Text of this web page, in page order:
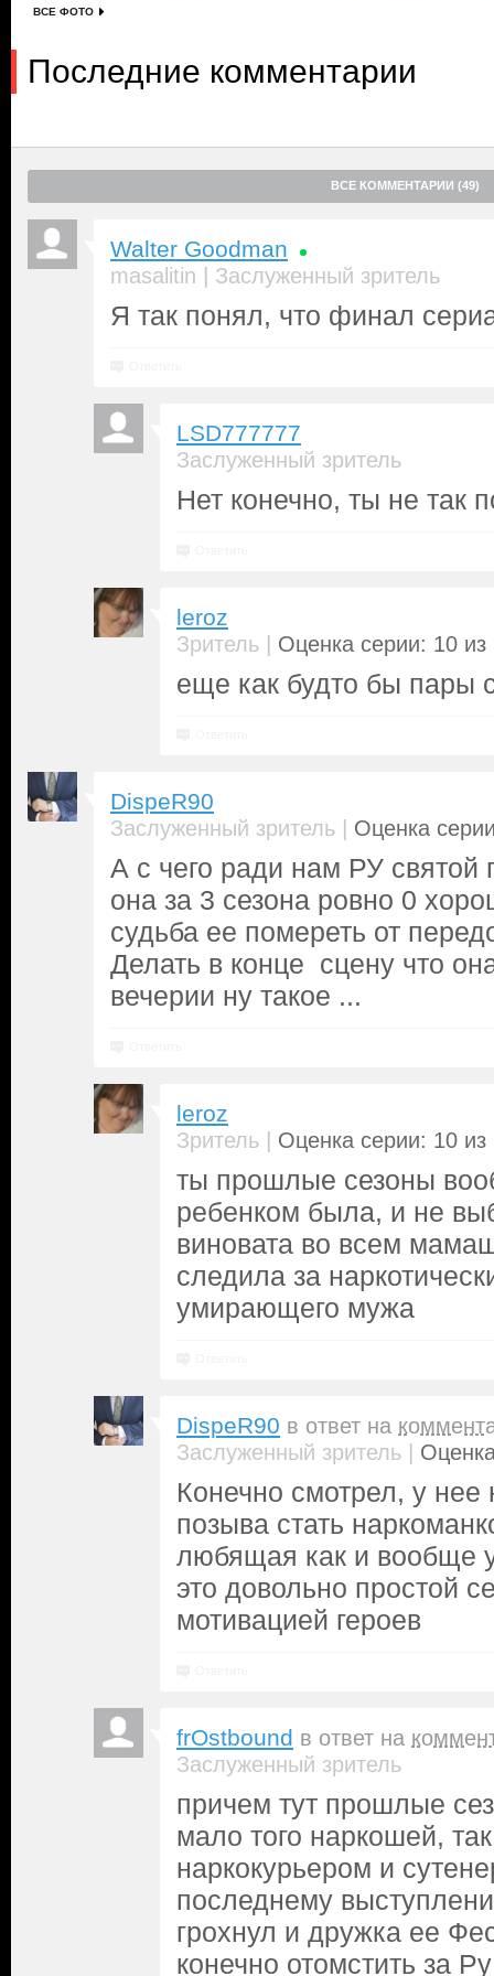
ВСЕ ФОТО
Последние комментарии
ВСЕ КОММЕНТАРИИ (49)
Walter Goodman
masalitin | Заслуженный зритель
Я так понял, что финал
LSD777777
Заслуженный зритель
Нет конечно, ты не так
leroz
Зритель | Оценка серии: 10 из
еще как будто бы пары
DispeR90
Заслуженный зритель | Оценка
А с чего ради нам РУ святой
она за 3 сезона ровно 0
судьба ее помереть от
Делать в конце сцену что
вечерии ну такое ...
leroz
Зритель | Оценка серии: 10 из
ты прошлые сезоны
ребенком была, и не
виновата во всем
следила за
умирающего мужа
DispeR90 в ответ на
Заслуженный зритель |
Конечно смотрел, у
позыва стать
любящая как и вообще
это довольно простой
мотивацией героев
frOstbound в ответ на
Заслуженный зритель
причем тут прошлые
мало того наркошей,
наркокурьером и
последнему
грохнул и дружка ее
конечно отомстить за